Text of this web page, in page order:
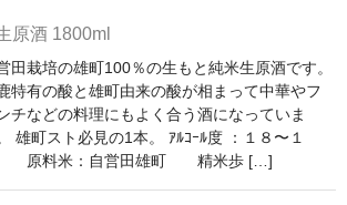
/ﾌﾗﾝｽ・ｼｬﾝﾊﾟｰﾆｭ
原酒 1800ml
田栽培の雄町100％の生もと純米生原酒です。
特有の酸と雄町由来の酸が相まって中華やフ
チなどの料理にもよく合う酒になっていま
雄町スト必見の1本。 ｱﾙｺｰﾙ度 ：１８〜１
原料米：自営田雄町 精米歩 […]